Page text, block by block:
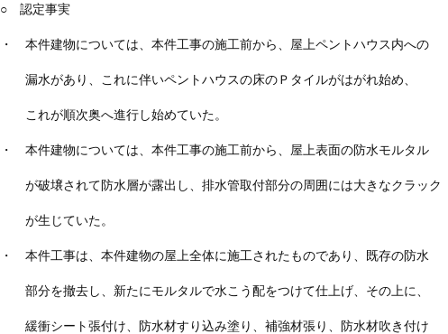
○ 認定事実
・ 本件建物については、本件工事の施工前から、屋上ペントハウス内への
漏水があり、これに伴いペントハウスの床のＰタイルがはがれ始め、
これが順次奥へ進行し始めていた。
・ 本件建物については、本件工事の施工前から、屋上表面の防水モルタル
が破壌されて防水層が露出し、排水管取付部分の周囲には大きなクラック
が生じていた。
・ 本件工事は、本件建物の屋上全体に施工されたものであり、既存の防水
部分を撤去し、新たにモルタルで水こう配をつけて仕上げ、その上に、
緩衝シート張付け、防水材すり込み塗り、補強材張り、防水材吹き付け